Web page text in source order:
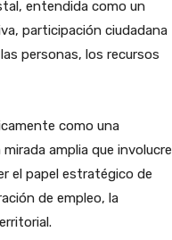
entendida como un
participación ciudadana
personas, los recursos
como una
amplia que involucre
el papel estratégico de
de empleo, la